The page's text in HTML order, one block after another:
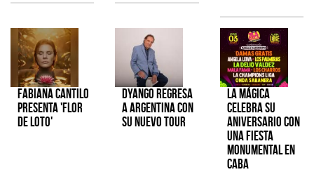
Fabiana Cantilo
presenta 'Flor
de Loto'
Dyango regresa
a Argentina con
su nuevo tour
La Mágica
celebra su
aniversario con
una fiesta
monumental en
CABA